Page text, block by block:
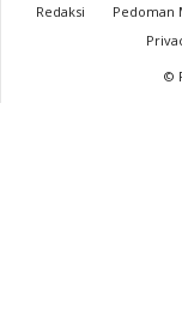
Redaksi Pedoman
©